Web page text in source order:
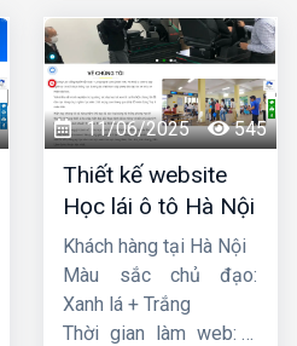
11/06/2025 545
Thiết kế website
Học lái ô tô Hà Nội
Khách hàng tại Hà Nội
Màu sắc chủ đạo:
Xanh lá + Trắng
Thời gian làm web: 7